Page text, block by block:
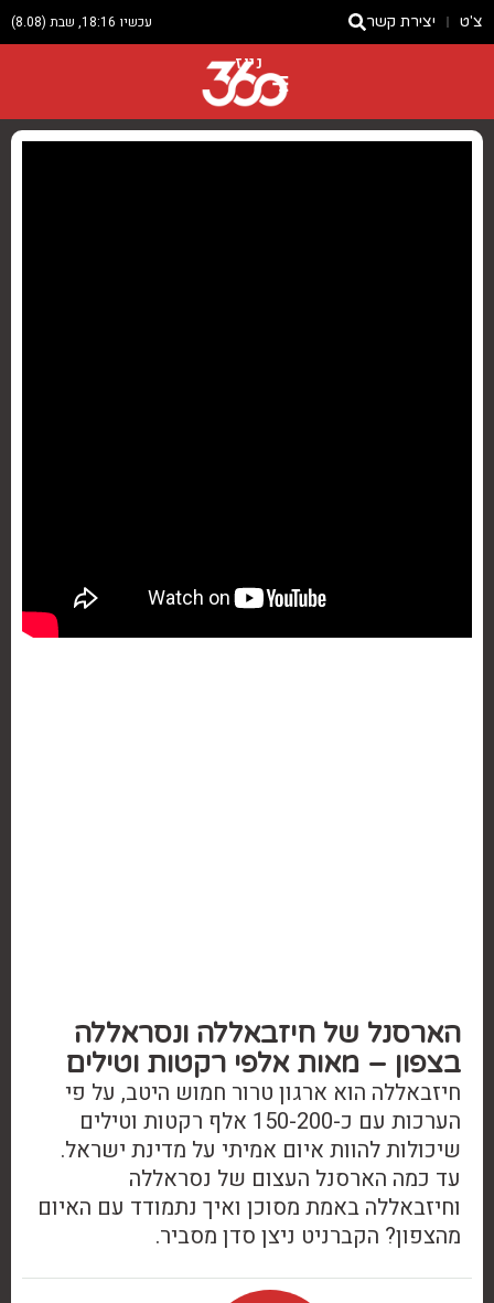
צ'ט יצירת קשר עכשיו 18:16, שבת (8.08)
ניוז
הארסנל של חיזבאללה ונסראללה
בצפון – מאות אלפי רקטות וטילים
חיזבאללה הוא ארגון טרור חמוש היטב, על פי
הערכות עם כ-150-200 אלף רקטות וטילים
שיכולות להוות איום אמיתי על מדינת ישראל.
עד כמה הארסנל העצום של נסראללה
וחיזבאללה באמת מסוכן ואיך נתמודד עם האיום
מהצפון? הקברניט ניצן סדן מסביר.